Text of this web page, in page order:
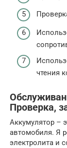
чтения
Проверка,
Аккумулятор –
автомобиля. Я
электролита и